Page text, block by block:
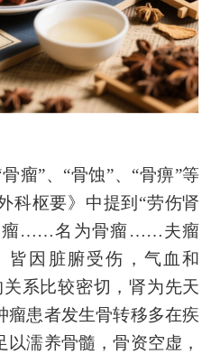
骨瘤”、“骨蚀”、“骨痹”等
科枢要》中提到“劳伤肾
瘤……名为骨瘤……夫瘤
皆因脏腑受伤，气血和
系比较密切，肾为先天
瘤患者发生骨转移多在疾
濡养骨髓，骨资空虚，